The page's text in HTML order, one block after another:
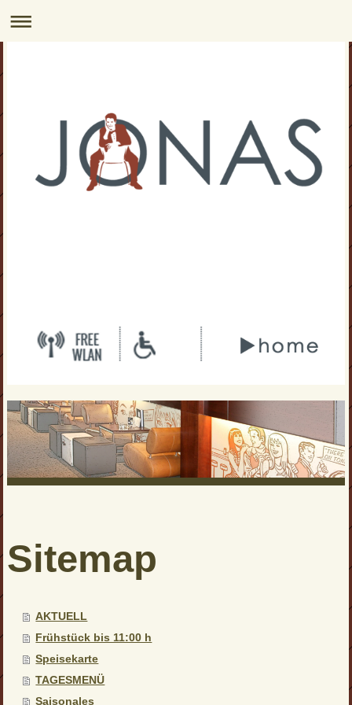
Sitemap
AKTUELL
Frühstück bis 11:00 h
Speisekarte
TAGESMENÜ
Saisonales